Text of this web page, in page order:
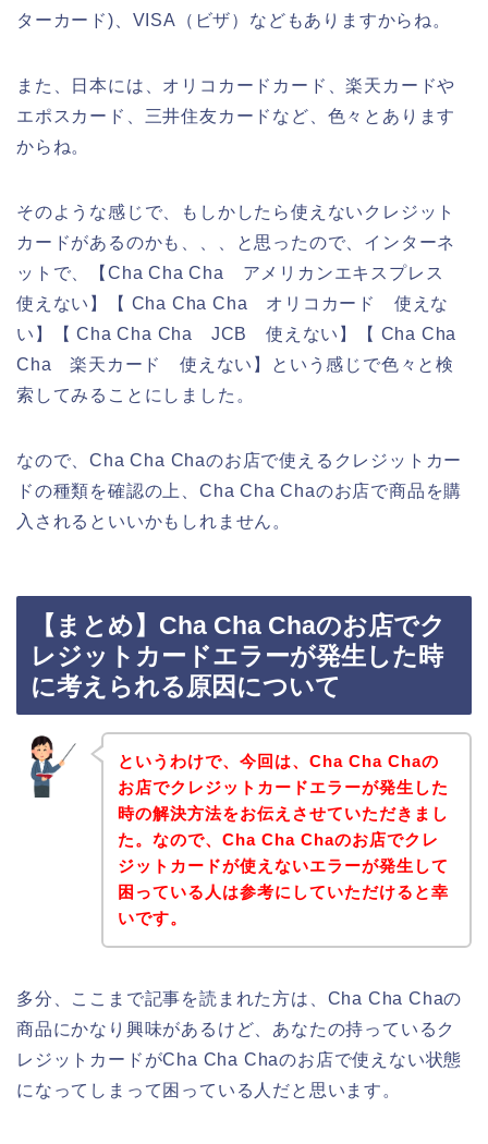
ターカード)、VISA（ビザ）などもありますからね。
また、日本には、オリコカードカード、楽天カードや
エポスカード、三井住友カードなど、色々とあります
からね。
そのような感じで、もしかしたら使えないクレジット
カードがあるのかも、、、と思ったので、インターネ
ットで、【Cha Cha Cha アメリカンエキスプレス
使えない】【 Cha Cha Cha オリコカード 使えな
い】【 Cha Cha Cha JCB 使えない】【 Cha Cha
Cha 楽天カード 使えない】という感じで色々と検
索してみることにしました。
なので、Cha Cha Chaのお店で使えるクレジットカー
ドの種類を確認の上、Cha Cha Chaのお店で商品を購
入されるといいかもしれません。
【まとめ】Cha Cha Chaのお店でク
レジットカードエラーが発生した時
に考えられる原因について
というわけで、今回は、Cha Cha Chaの
お店でクレジットカードエラーが発生した
時の解決方法をお伝えさせていただきまし
た。なので、Cha Cha Chaのお店でクレ
ジットカードが使えないエラーが発生して
困っている人は参考にしていただけると幸
いです。
多分、ここまで記事を読まれた方は、Cha Cha Chaの
商品にかなり興味があるけど、あなたの持っているク
レジットカードがCha Cha Chaのお店で使えない状態
になってしまって困っている人だと思います。